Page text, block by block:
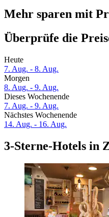
Mehr sparen mit
Überprüfe die
Heute
7. Aug. - 8. Aug.
Morgen
8. Aug. - 9. Aug.
Dieses Wochenende
7. Aug. - 9. Aug.
Nächstes Wochenende
14. Aug. - 16. Aug.
3-Sterne-Hotels in